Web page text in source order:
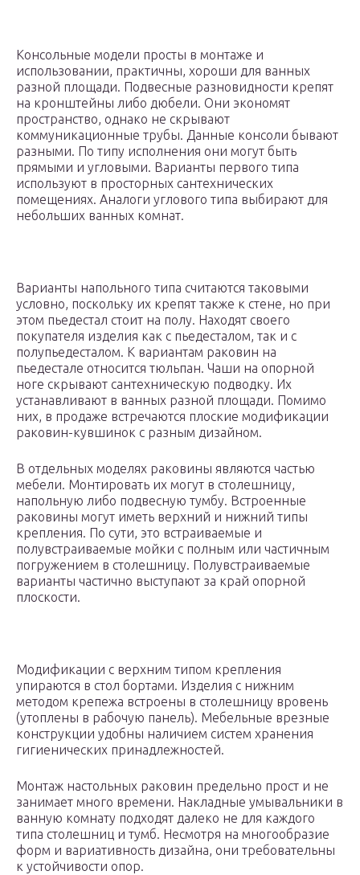
Консольные модели просты в монтаже и
использовании, практичны, хороши для ванных
разной площади. Подвесные разновидности крепят
на кронштейны либо дюбели. Они экономят
пространство, однако не скрывают
коммуникационные трубы. Данные консоли бывают
разными. По типу исполнения они могут быть
прямыми и угловыми. Варианты первого типа
используют в просторных сантехнических
помещениях. Аналоги углового типа выбирают для
небольших ванных комнат.
Варианты напольного типа считаются таковыми
условно, поскольку их крепят также к стене, но при
этом пьедестал стоит на полу. Находят своего
покупателя изделия как с пьедесталом, так и с
полупьедесталом. К вариантам раковин на
пьедестале относится тюльпан. Чаши на опорной
ноге скрывают сантехническую подводку. Их
устанавливают в ванных разной площади. Помимо
них, в продаже встречаются плоские модификации
раковин-кувшинок с разным дизайном.
В отдельных моделях раковины являются частью
мебели. Монтировать их могут в столешницу,
напольную либо подвесную тумбу. Встроенные
раковины могут иметь верхний и нижний типы
крепления. По сути, это встраиваемые и
полувстраиваемые мойки с полным или частичным
погружением в столешницу. Полувстраиваемые
варианты частично выступают за край опорной
плоскости.
Модификации с верхним типом крепления
упираются в стол бортами. Изделия с нижним
методом крепежа встроены в столешницу вровень
(утоплены в рабочую панель). Мебельные врезные
конструкции удобны наличием систем хранения
гигиенических принадлежностей.
Монтаж настольных раковин предельно прост и не
занимает много времени. Накладные умывальники в
ванную комнату подходят далеко не для каждого
типа столешниц и тумб. Несмотря на многообразие
форм и вариативность дизайна, они требовательны
к устойчивости опор.